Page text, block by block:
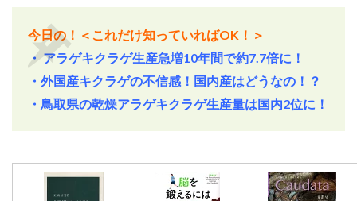
今日の！＜これだけ知っていればOK ！＞
・アラゲキクラゲ生産急増10年間で約7.7倍に！
・外国産キクラゲの不信感！国内産はどうなの！？
・鳥取県の乾燥アラゲキクラゲ生産量は国内2位に！